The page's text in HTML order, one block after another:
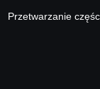
Przetwarzanie